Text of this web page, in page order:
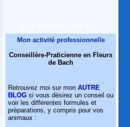
Mon activité professionnelle
Conseillère-Praticienne en Fleurs
de Bach
Retrouvez moi sur mon AUTRE
BLOG si vous désirez un conseil ou
voir les différentes formules et
préparations, y compris pour vos
animaux :